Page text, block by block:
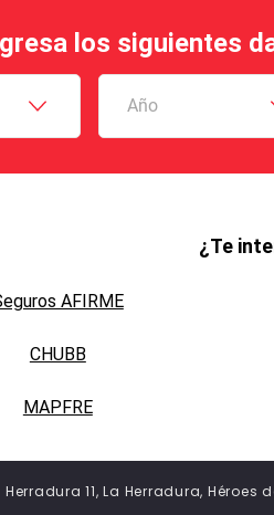
los siguientes
Año
¿Te
AFIRME
CHUBB
MAPFRE
11, La Herradura,